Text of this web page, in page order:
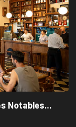
Notables...